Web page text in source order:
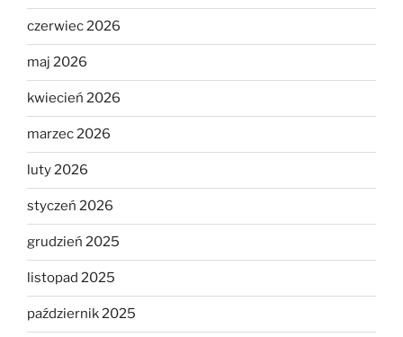
czerwiec 2026
maj 2026
kwiecień 2026
marzec 2026
luty 2026
styczeń 2026
grudzień 2025
listopad 2025
październik 2025